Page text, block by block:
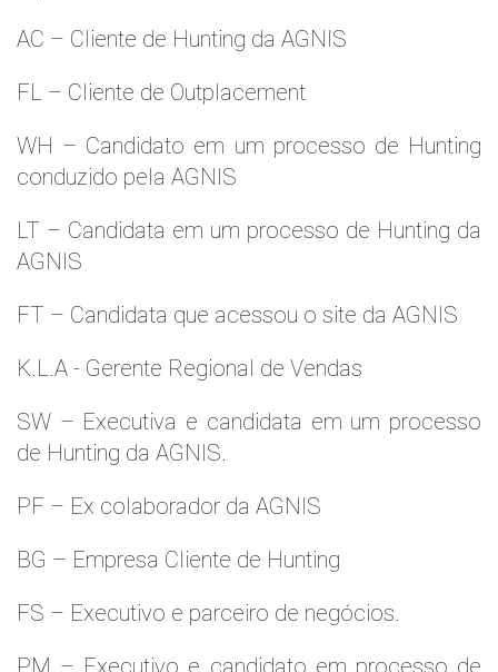
AC – Cliente de Hunting da AGNIS
FL – Cliente de Outplacement
WH – Candidato em um processo de Hunting
conduzido pela AGNIS
LT – Candidata em um processo de Hunting da
AGNIS
FT – Candidata que acessou o site da AGNIS
K.L.A - Gerente Regional de Vendas
SW – Executiva e candidata em um processo
de Hunting da AGNIS.
PF – Ex colaborador da AGNIS
BG – Empresa Cliente de Hunting
FS – Executivo e parceiro de negócios.
PM – Executivo e candidato em processo de